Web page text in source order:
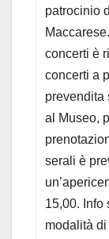
patrocinio
concerti è
concerti a
prevendita
al Museo,
serali è
15,00. Info
modalità